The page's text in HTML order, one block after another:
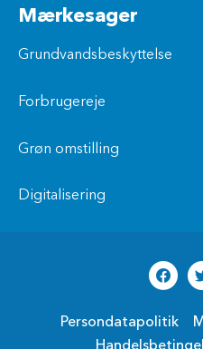
Mærkesager
Grundvandsbeskyttelse
Forbrugereje
Grøn omstilling
Digitalisering
Persondatapolitik